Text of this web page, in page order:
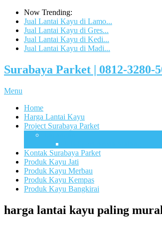
Now Trending:
Jual Lantai Kayu di Lamo...
Jual Lantai Kayu di Gres...
Jual Lantai Kayu di Kedi...
Jual Lantai Kayu di Madi...
Surabaya Parket | 0812-3280-
Menu
Home
Harga Lantai Kayu
Project Surabaya Parket
Kontak Surabaya Parket
Produk Kayu Jati
Produk Kayu Merbau
Produk Kayu Kempas
Produk Kayu Bangkirai
harga lantai kayu paling